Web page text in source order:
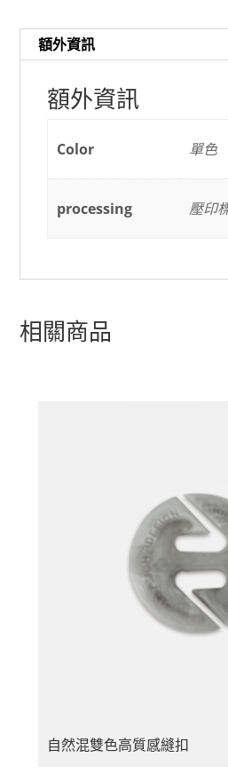
額外資訊
額外資訊
Color 單色
processing 壓印
相關商品
自然混雙色高質感縫扣